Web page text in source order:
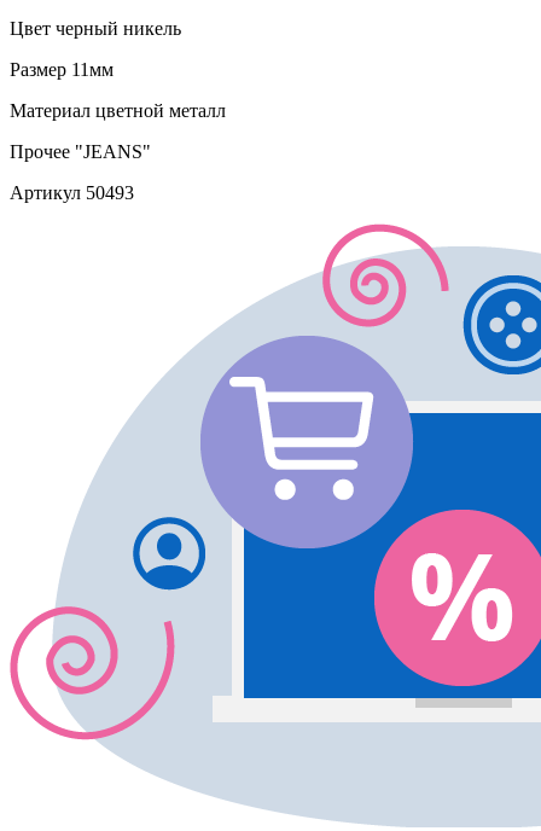
Цвет черный никель
Размер 11мм
Материал цветной металл
Прочее "JEANS"
Артикул 50493